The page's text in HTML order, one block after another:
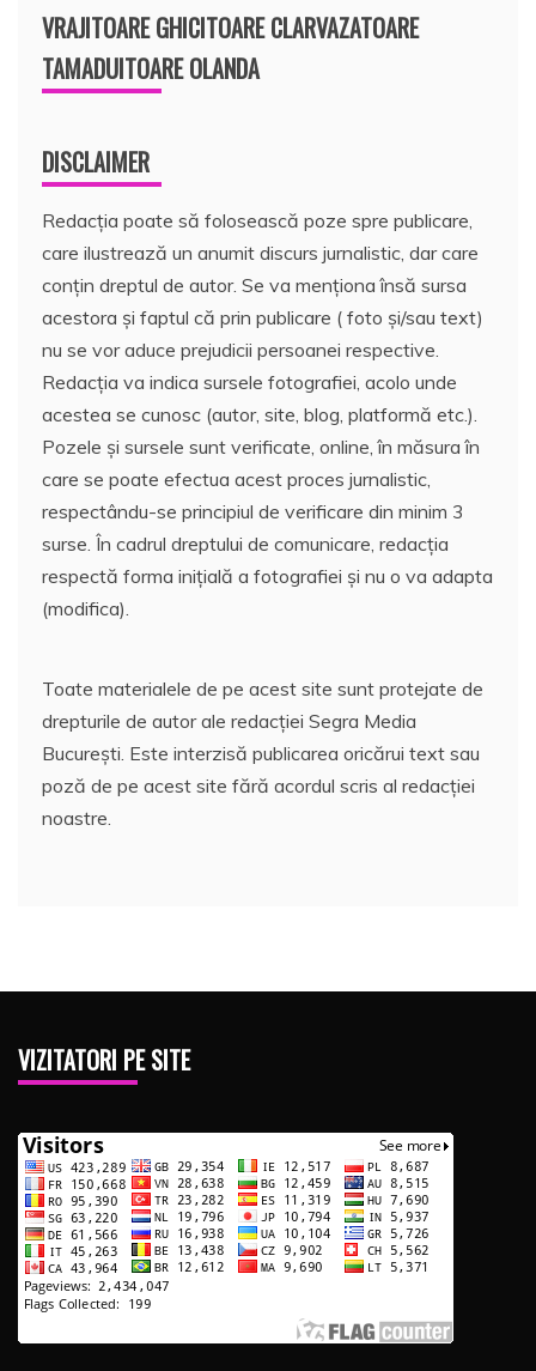
VRAJITOARE GHICITOARE CLARVAZATOARE
TAMADUITOARE OLANDA
DISCLAIMER
Redacția poate să folosească poze spre publicare,
care ilustrează un anumit discurs jurnalistic, dar care
conțin dreptul de autor. Se va menționa însă sursa
acestora și faptul că prin publicare ( foto și/sau text)
nu se vor aduce prejudicii persoanei respective.
Redacția va indica sursele fotografiei, acolo unde
acestea se cunosc (autor, site, blog, platformă etc.).
Pozele și sursele sunt verificate, online, în măsura în
care se poate efectua acest proces jurnalistic,
respectându-se principiul de verificare din minim 3
surse. În cadrul dreptului de comunicare, redacția
respectă forma inițială a fotografiei și nu o va adapta
(modifica).
Toate materialele de pe acest site sunt protejate de
drepturile de autor ale redacției Segra Media
București. Este interzisă publicarea oricărui text sau
poză de pe acest site fără acordul scris al redacției
noastre.
VIZITATORI PE SITE